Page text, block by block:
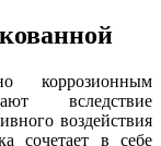
коррозионным
вследствие
воздействия
сочетает в себе